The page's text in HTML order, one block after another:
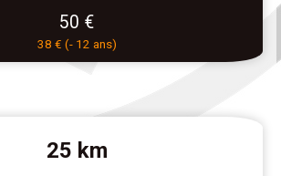
50 €
38 € (- 12 ans)
25 km